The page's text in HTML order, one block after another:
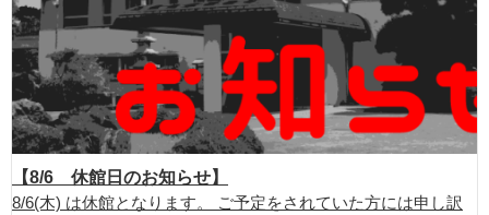
【8/6 休館日のお知らせ】
8/6(木) は休館となります。 ご予定をされていた方には申し訳